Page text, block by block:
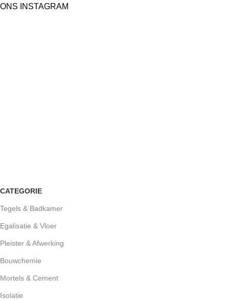
ONS INSTAGRAM
CATEGORIE
Tegels & Badkamer
Egalisatie & Vloer
Pleister & Afwerking
Bouwchemie
Mortels & Cement
Isolatie